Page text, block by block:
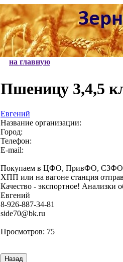
на главную
Пшеницу 3,4,5
Евгений
Название организации:
Город:
Телефон:
E-mail:
Покупаем в ЦФО, ПривФО, СЗФО,
ХПП или на вагоне станция
Качество - экспортное! Анализки
Евгений
8-926-887-34-81
side70@bk.ru
Просмотров: 75